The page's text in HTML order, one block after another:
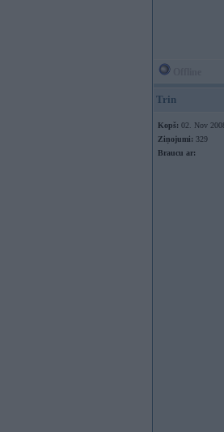
Trin
Kopš: 02. Nov
Ziņojumi: 329
Braucu ar: